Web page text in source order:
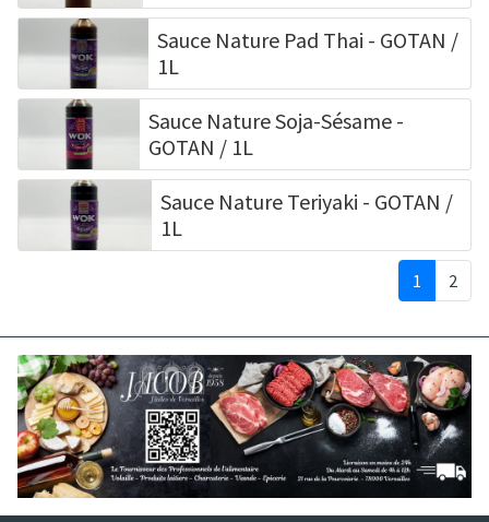
Sauce Nature Pad Thai - GOTAN /
1L
Sauce Nature Soja-Sésame -
GOTAN / 1L
Sauce Nature Teriyaki - GOTAN /
1L
1 2